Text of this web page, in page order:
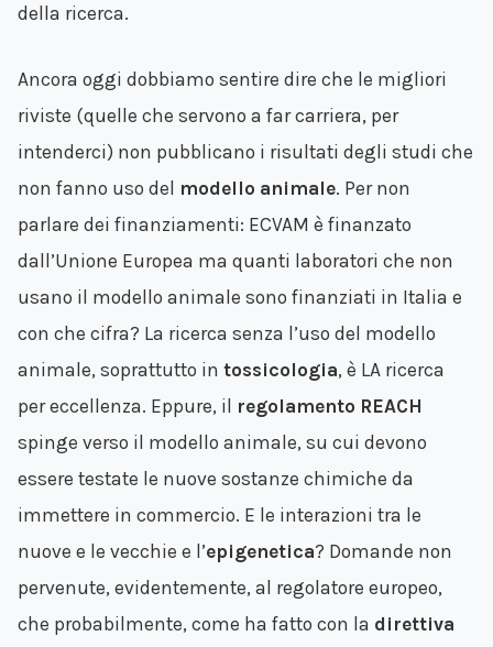
della ricerca.
Ancora oggi dobbiamo sentire dire che le migliori
riviste (quelle che servono a far carriera, per
intenderci) non pubblicano i risultati degli studi che
non fanno uso del modello animale. Per non
parlare dei finanziamenti: ECVAM è finanzato
dall’Unione Europea ma quanti laboratori che non
usano il modello animale sono finanziati in Italia e
con che cifra? La ricerca senza l’uso del modello
animale, soprattutto in tossicologia, è LA ricerca
per eccellenza. Eppure, il regolamento REACH
spinge verso il modello animale, su cui devono
essere testate le nuove sostanze chimiche da
immettere in commercio. E le interazioni tra le
nuove e le vecchie e l’epigenetica? Domande non
pervenute, evidentemente, al regolatore europeo,
che probabilmente, come ha fatto con la direttiva